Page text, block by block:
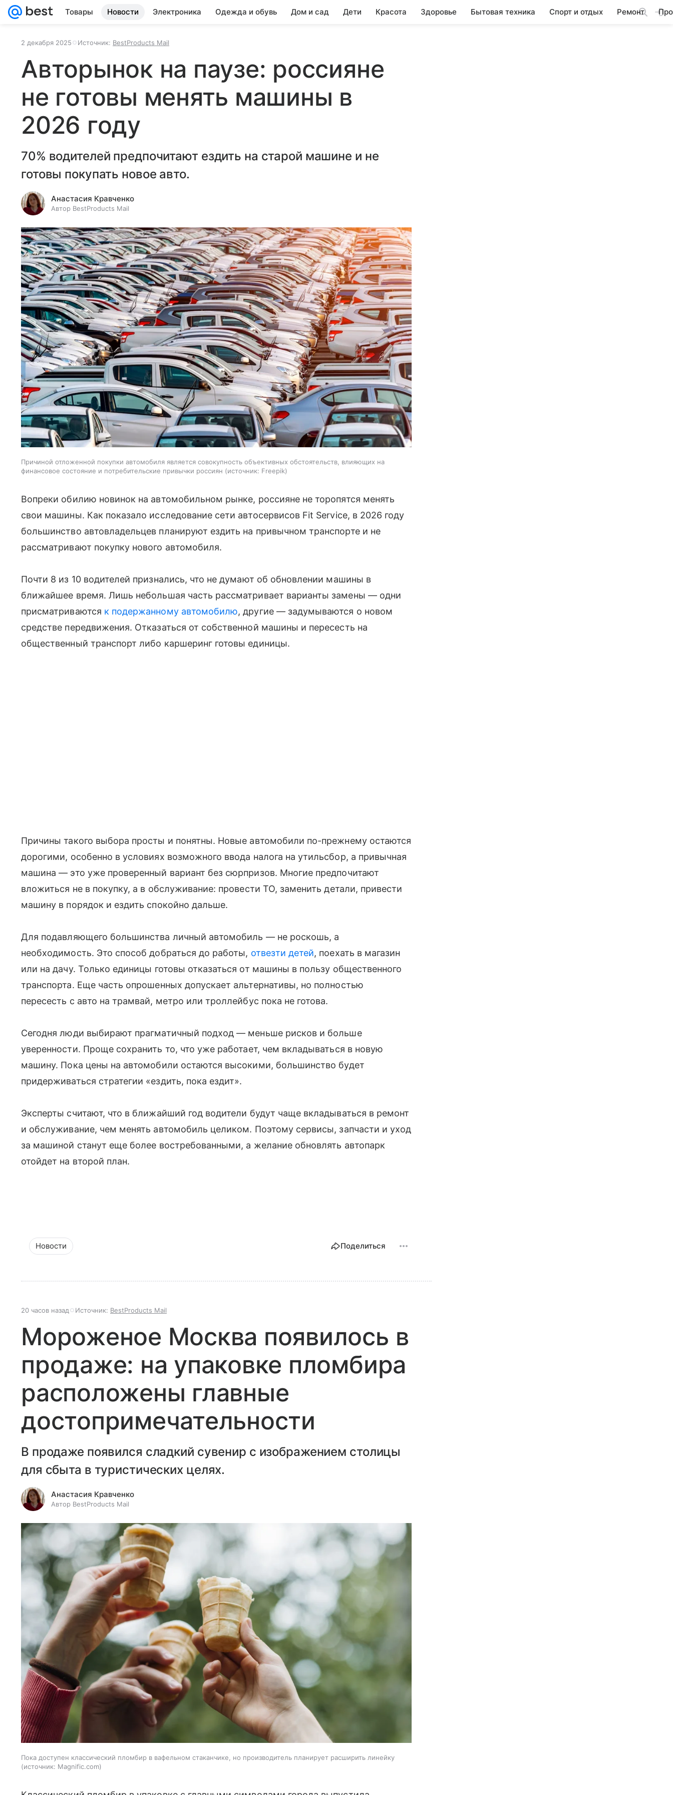
Товары Новости Электроника Одежда и обувь Дом и сад Дети Красота Здоровье Бытовая техника Спорт и отдых Ремонт
2 декабря 2025 Источник: BestProducts Mail
Авторынок на паузе: россияне
не готовы менять машины в
2026 году
70% водителей предпочитают ездить на старой машине и не
готовы покупать новое авто.
Анастасия Кравченко
Автор BestProducts Mail
Причиной отложенной покупки автомобиля является совокупность объективных обстоятельств, влияющих на
финансовое состояние и потребительские привычки россиян
источник: Freepik
Вопреки обилию новинок на автомобильном рынке, россияне не торопятся менять
свои машины. Как показало исследование сети автосервисов Fit Service, в 2026 году
большинство автовладельцев планируют ездить на привычном транспорте и не
рассматривают покупку нового автомобиля.
Почти 8 из 10 водителей признались, что не думают об обновлении машины в
ближайшее время. Лишь небольшая часть рассматривает варианты замены — одни
присматриваются к подержанному автомобилю, другие — задумываются о новом
средстве передвижения. Отказаться от собственной машины и пересесть на
общественный транспорт либо каршеринг готовы единицы.
Причины такого выбора просты и понятны. Новые автомобили по-прежнему остаются
дорогими, особенно в условиях возможного ввода налога на утильсбор, а привычная
машина — это уже проверенный вариант без сюрпризов. Многие предпочитают
вложиться не в покупку, а в обслуживание: провести ТО, заменить детали, привести
машину в порядок и ездить спокойно дальше.
Для подавляющего большинства личный автомобиль — не роскошь, а
необходимость. Это способ добраться до работы, отвезти детей, поехать в магазин
или на дачу. Только единицы готовы отказаться от машины в пользу общественного
транспорта. Еще часть опрошенных допускает альтернативы, но полностью
пересесть с авто на трамвай, метро или троллейбус пока не готова.
Сегодня люди выбирают прагматичный подход — меньше рисков и больше
уверенности. Проще сохранить то, что уже работает, чем вкладываться в новую
машину. Пока цены на автомобили остаются высокими, большинство будет
придерживаться стратегии «ездить, пока ездит».
Эксперты считают, что в ближайший год водители будут чаще вкладываться в ремонт
и обслуживание, чем менять автомобиль целиком. Поэтому сервисы, запчасти и уход
за машиной станут еще более востребованными, а желание обновлять автопарк
отойдет на второй план.
Новости Поделиться
20 часов назад Источник: BestProducts Mail
Мороженое Москва появилось в
продаже: на упаковке пломбира
расположены главные
достопримечательности
В продаже появился сладкий сувенир с изображением столицы
для сбыта в туристических целях.
Анастасия Кравченко
Автор BestProducts Mail
Пока доступен классический пломбир в вафельном стаканчике, но производитель планирует расширить линейку
источник: Magnific.com